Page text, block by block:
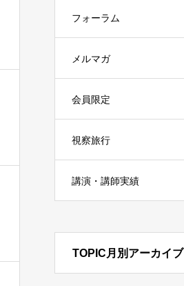
フォーラム
メルマガ
会員限定
視察旅行
講演・講師実績
TOPIC月別アーカイブ